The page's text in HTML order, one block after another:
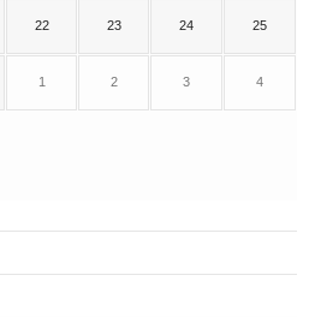
22 23 24 25
1 2 3 4